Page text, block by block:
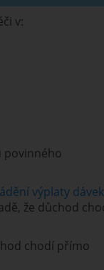
v:
povinného
výplaty dávek
že důchod
chodí přímo